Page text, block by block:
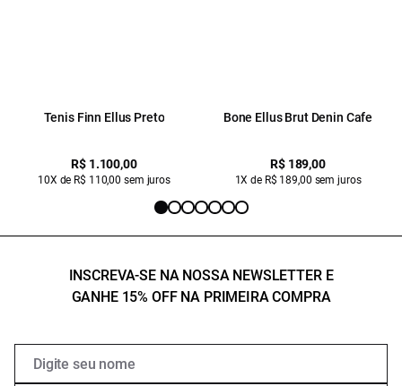
Tenis Finn Ellus Preto
R$ 1.100,00
10X de R$ 110,00 sem juros
Bone Ellus Brut Denin Cafe
R$ 189,00
1X de R$ 189,00 sem juros
INSCREVA-SE NA NOSSA NEWSLETTER E
GANHE 15% OFF NA PRIMEIRA COMPRA